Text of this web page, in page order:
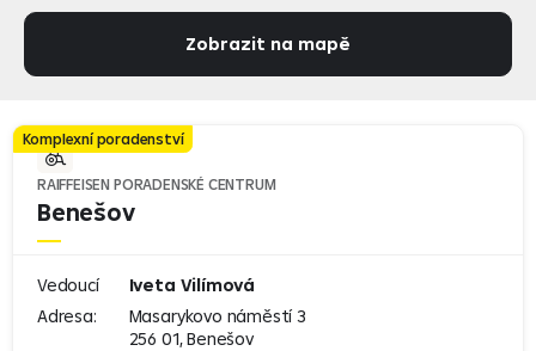
Bezbarierová s asistencí
Zobrazit na mapě
Komplexní poradenství
RAIFFEISEN PORADENSKÉ CENTRUM
Benešov
Vedoucí
Iveta Vilímová
Adresa:
Masarykovo náměstí 3
256 01, Benešov